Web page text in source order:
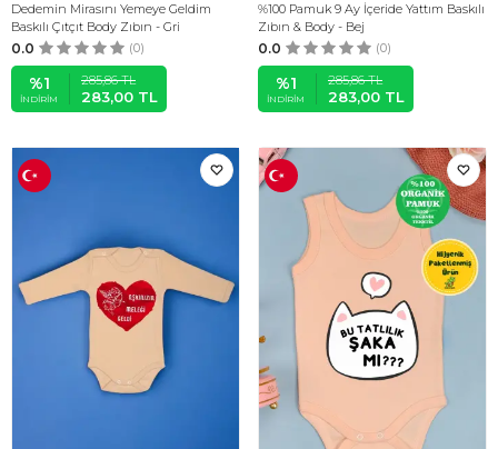
Dedemin Mirasını Yemeye Geldim
Baskılı Çıtçıt Body Zıbın - Gri
0.0 (0)
%1
İNDIRIM
285,86TL
283,00 TL
%100 Pamuk 9 Ay İçeride Yattım Baskılı
Zıbın & Body - Bej
0.0 (0)
%1
İNDIRIM
285,86TL
283,00 TL